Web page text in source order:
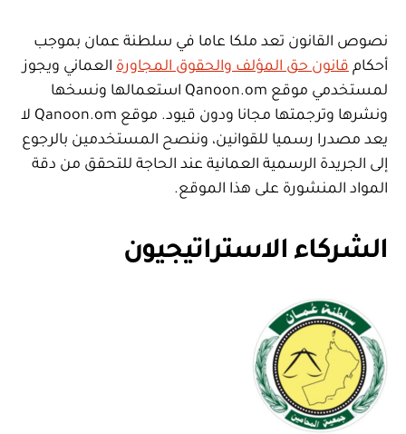
نصوص القانون تعد ملكا عاما في سلطنة عمان بموجب
أحكام قانون حق المؤلف والحقوق المجاورة العماني ويجوز
لمستخدمي موقع Qanoon.om استعمالها ونسخها
ونشرها وترجمتها مجانا ودون قيود. موقع Qanoon.om لا
يعد مصدرا رسميا للقوانين، وننصح المستخدمين بالرجوع
إلى الجريدة الرسمية العمانية عند الحاجة للتحقق من دقة
المواد المنشورة على هذا الموقع.
الشركاء الاستراتيجيون